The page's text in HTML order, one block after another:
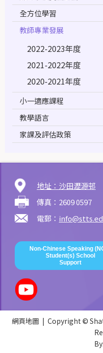
全方位學習
教師專業發展
2022-2023年度
2021-2022年度
2020-2021年度
小一適應課程
教學語言
家課及評估政策
地址：沙田瀝源邨
傳真：2609 0597
電郵：
Non-Chinese Speaking
Student(s) School
Support
網頁地圖 | Copyright ©